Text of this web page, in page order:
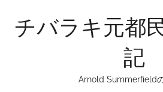
content
チバラキ元都
記
Arnold Summerfield